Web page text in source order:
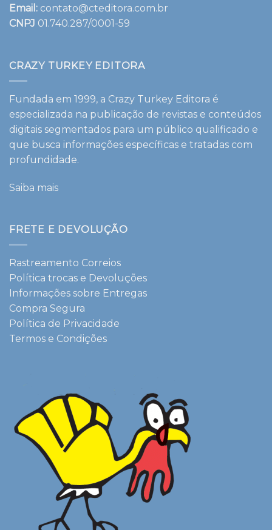
Email: contato@cteditora.com.br
CNPJ 01.740.287/0001-59
CRAZY TURKEY EDITORA
Fundada em 1999, a Crazy Turkey Editora é
especializada na publicação de revistas e conteúdos
digitais segmentados para um público qualificado e
que busca informações específicas e tratadas com
profundidade.
Saiba mais
FRETE E DEVOLUÇÃO
Rastreamento Correios
Política trocas e Devoluções
Informações sobre Entregas
Compra Segura
Política de Privacidade
Termos e Condições